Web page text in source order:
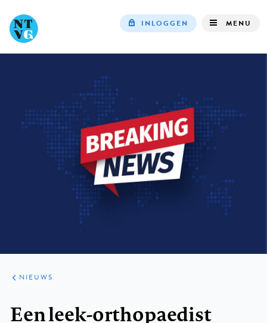
INLOGGEN MENU
ARTIKELEN
HET
KORT
NIEUWS
Een leek-orthopaedist